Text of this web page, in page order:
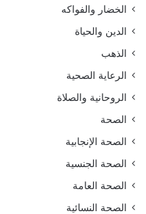
الخضار والفواكه
الدين والحياة
الذهب
الرعاية الصحية
الروحانية والصلاة
الصحة
الصحة الإنجابية
الصحة الجنسية
الصحة العامة
الصحة النسائية